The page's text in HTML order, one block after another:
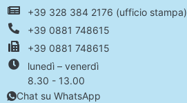
+39 328 384 2176 (ufficio stampa)
+39 0881 748615
+39 0881 748615
lunedì – venerdì
8.30 - 13.00
Chat su WhatsApp